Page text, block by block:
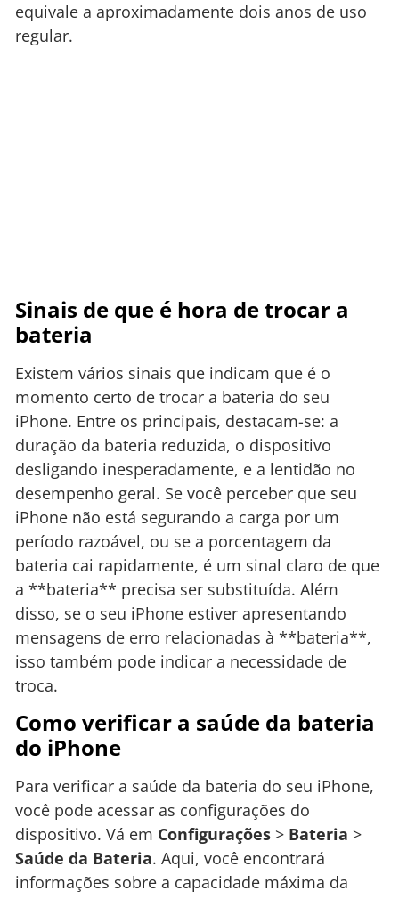
equivale a aproximadamente dois anos de uso
regular.
Sinais de que é hora de trocar a
bateria
Existem vários sinais que indicam que é o
momento certo de trocar a bateria do seu
iPhone. Entre os principais, destacam-se: a
duração da bateria reduzida, o dispositivo
desligando inesperadamente, e a lentidão no
desempenho geral. Se você perceber que seu
iPhone não está segurando a carga por um
período razoável, ou se a porcentagem da
bateria cai rapidamente, é um sinal claro de que
a **bateria** precisa ser substituída. Além
disso, se o seu iPhone estiver apresentando
mensagens de erro relacionadas à **bateria**,
isso também pode indicar a necessidade de
troca.
Como verificar a saúde da bateria
do iPhone
Para verificar a saúde da bateria do seu iPhone,
você pode acessar as configurações do
dispositivo. Vá em Configurações > Bateria >
Saúde da Bateria. Aqui, você encontrará
informações sobre a capacidade máxima da